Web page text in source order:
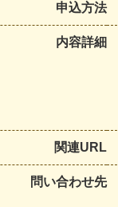
申込方法
内容詳細
関連URL
問い合わせ先